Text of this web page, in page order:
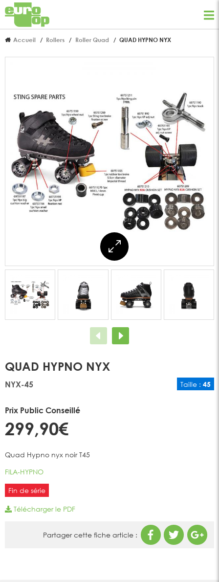
Accueil Rollers Roller Quad QUAD HYPNO NYX
QUAD HYPNO NYX
NYX-45 Taille : 45
Prix Public Conseillé
299,90€
Quad Hypno nyx noir T45
FILA-HYPNO
Fin de série
Télécharger le PDF
Partager cette fiche article :